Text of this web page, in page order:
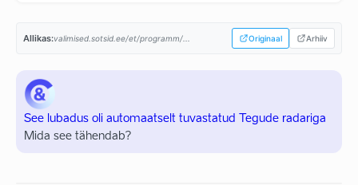
Allikas:valimised.sotsid.ee/et/programm/... Originaal Arhiiv
See lubadus oli automaatselt tuvastatud Tegude radariga
Mida see tähendab?